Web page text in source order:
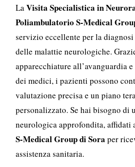
LaVisita Specialistica in
Poliambulatorio S-Medical
servizio eccellente per la
delle malattie neurologiche.
apparecchiature all’avanguardia
dei medici, i pazienti possono
valutazione precisa e un piano
personalizzato. Se hai bisogno di
neurologica approfondita, affidati
S-Medical Group di Sora per
assistenza sanitaria.